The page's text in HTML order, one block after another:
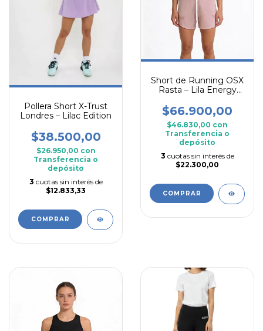
Pollera Short X-Trust
Londres – Lilac Edition
$38.500,00
$26.950,00 con
Transferencia o
depósito
3 cuotas sin interés de
$12.833,33
COMPRAR
Short de Running OSX
Rasta – Lila Energy
$66.900,00
$46.830,00 con
Transferencia o
depósito
3 cuotas sin interés de
$22.300,00
COMPRAR